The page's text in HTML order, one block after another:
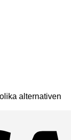
alternativen